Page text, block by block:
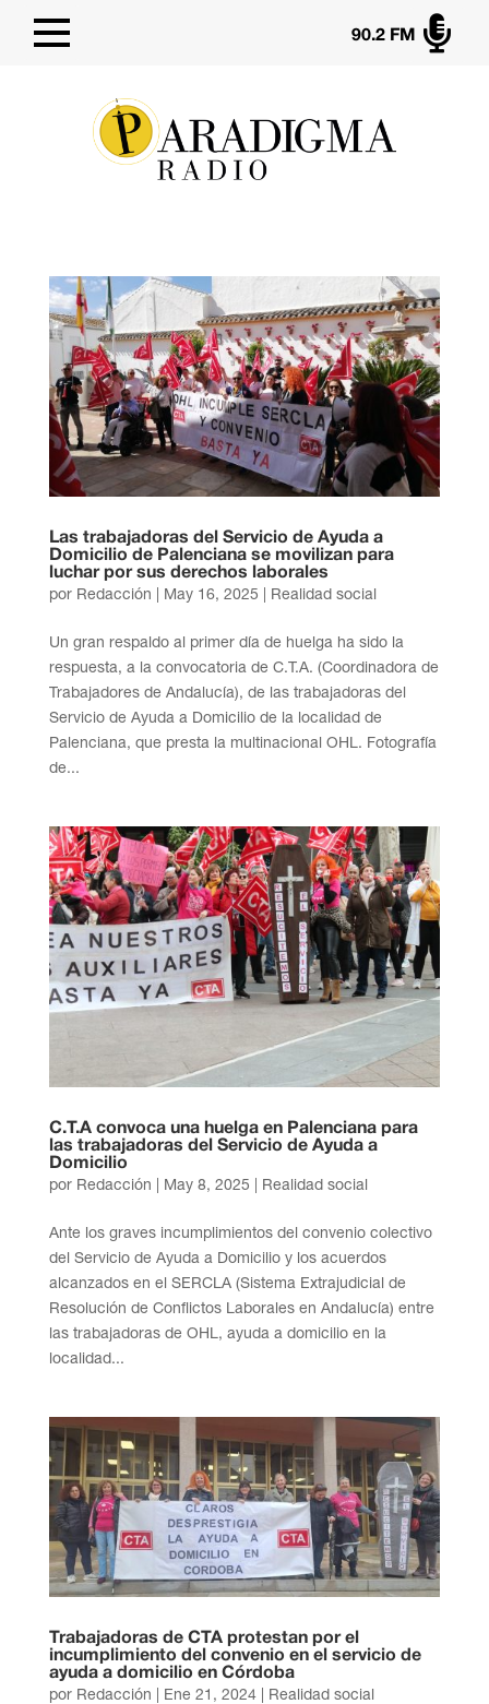

90.2 FM
Las trabajadoras del Servicio de Ayuda a
Domicilio de Palenciana se movilizan para
luchar por sus derechos laborales
por Redacción May 16, 2025 Realidad social
Un gran respaldo al primer día de huelga ha sido la
respuesta, a la convocatoria de C.T.A. (Coordinadora de
Trabajadores de Andalucía), de las trabajadoras del
Servicio de Ayuda a Domicilio de la localidad de
Palenciana, que presta la multinacional OHL. Fotografía
de...
C.T.A convoca una huelga en Palenciana para
las trabajadoras del Servicio de Ayuda a
Domicilio
por Redacción May 8, 2025 Realidad social
Ante los graves incumplimientos del convenio colectivo
del Servicio de Ayuda a Domicilio y los acuerdos
alcanzados en el SERCLA (Sistema Extrajudicial de
Resolución de Conflictos Laborales en Andalucía) entre
las trabajadoras de OHL, ayuda a domicilio en la
localidad...
Trabajadoras de CTA protestan por el
incumplimiento del convenio en el servicio de
ayuda a domicilio en Córdoba
por Redacción Ene 21, 2024| Realidad social